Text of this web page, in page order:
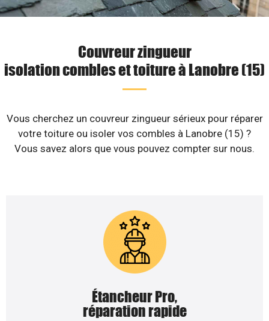
Couvreur zingueur
isolation combles et toiture à Lanobre (15)
Vous cherchez un couvreur zingueur sérieux pour réparer
votre toiture ou isoler vos combles à Lanobre (15) ?
Vous savez alors que vous pouvez compter sur nous.
Étancheur Pro,
réparation rapide